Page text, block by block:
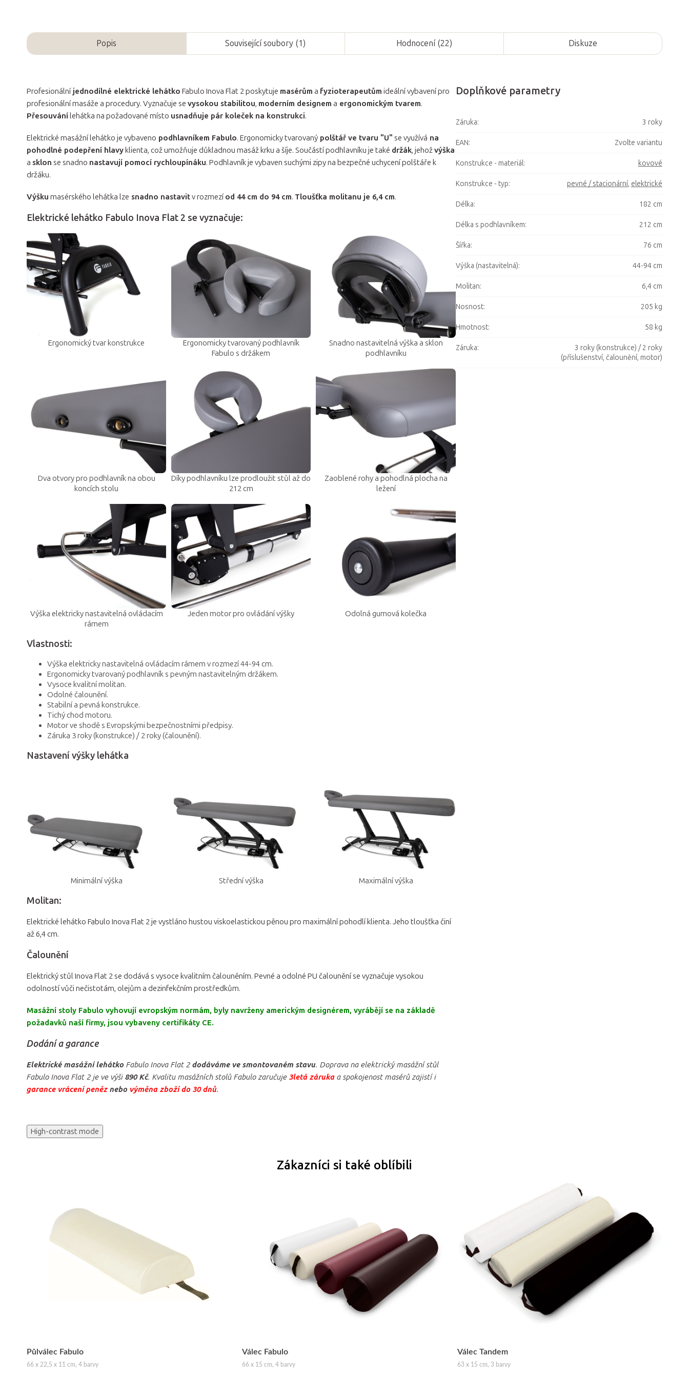
Popis Související soubory (1) Hodnocení (22) Diskuze
Profesionálníjednodílné elektrické lehátko Fabulo Inova Flat 2 poskytuje masérům a fyzioterapeutům ideální vybavení pro
profesionální masáže a procedury. Vyznačuje se vysokou stabilitou, moderním designem a ergonomickým tvarem.
Přesouvánílehátka na požadované místo usnadňuje pár koleček na konstrukci.
Elektrické masážní lehátko je vybaveno podhlavníkem Fabulo. Ergonomicky tvarovaný polštář ve tvaru "U" se využívá na
pohodlné podepření hlavy klienta, což umožňuje důkladnou masáž krku a šíje. Součástí podhlavníku je také držák, jehožvýška
a sklon se snadno nastavují pomocí rychloupínáku. Podhlavník je vybaven suchými zipy na bezpečné uchycení polštáře k
držáku.
Výšku masérského lehátka lze snadno nastavitv rozmezíod 44 cm do 94 cm. Tloušťka molitanu je 6,4 cm.
Elektrické lehátko Fabulo Inova Flat 2 se vyznačuje:
Ergonomický tvar konstrukce
Ergonomicky tvarovaný podhlavník
Fabulo s držákem
Snadno nastavitelná výška a sklon
podhlavníku
Dva otvory pro podhlavník na obou
koncích stolu
Díky podhlavníku lze prodloužit stůl až do
212 cm
Zaoblené rohy a pohodlná plocha na
ležení
Výška elektricky nastavitelná ovládacím
rámem
Jeden motor pro ovládání výšky Odolná gumová kolečka
Vlastnosti:
Výška elektricky nastavitelná ovládacím rámem v rozmezí 44-94 cm.
Ergonomicky tvarovaný podhlavník s pevným nastavitelným držákem.
Vysoce kvalitní molitan.
Odolné čalounění.
Stabilní a pevná konstrukce.
Tichý chod motoru.
Motor ve shodě s Evropskými bezpečnostními předpisy.
Záruka 3 roky (konstrukce) / 2 roky (čalounění).
Nastavení výšky lehátka
Minimální výška Střední výška Maximální výška
Molitan:
Elektrické lehátko Fabulo Inova Flat 2 je vystláno hustou viskoelastickou pěnou pro maximální pohodlí klienta. Jeho tloušťka činí
až 6,4 cm.
Čalounění
Elektrický stůl Inova Flat 2 se dodává s vysoce kvalitním čalouněním. Pevné a odolné PU čalounění se vyznačuje vysokou
odolností vůči nečistotám, olejům a dezinfekčním prostředkům.
Masážní stoly Fabulo vyhovují evropským normám, byly navrženy americkým designérem, vyrábějí se na základě
požadavků naší firmy, jsou vybaveny certifikáty CE.
Dodání a garance
Elektrické masážní lehátko Fabulo Inova Flat 2 dodáváme ve smontovaném stavu. Doprava na elektrický masážní stůl
Fabulo Inova Flat 2 je ve výši 890 Kč. Kvalitu masážních stolů Fabulo zaručuje 3letá záruka a spokojenost masérů zajistí i
garance vrácení peněz nebo výměna zboží do 30 dnů.
Doplňkové parametry
Záruka: 3 roky
EAN: Zvolte variantu
Konstrukce - materiál: kovové
Konstrukce - typ: pevné / stacionární, elektrické
Délka: 182 cm
Délka s podhlavníkem: 212 cm
Šířka: 76 cm
Výška (nastavitelná): 44-94 cm
Molitan: 6,4 cm
Nosnost: 205 kg
Hmotnost: 58 kg
Záruka:
3 roky (konstrukce) / 2 roky
(příslušenství, čalounění, motor)
High-contrast mode
Zákazníci si také oblíbili
Půlválec Fabulo
66 x 22,5 x 11 cm, 4 barvy
Válec Fabulo
66 x 15 cm, 4 barvy
Válec Tandem
63 x 15 cm, 3 barvy